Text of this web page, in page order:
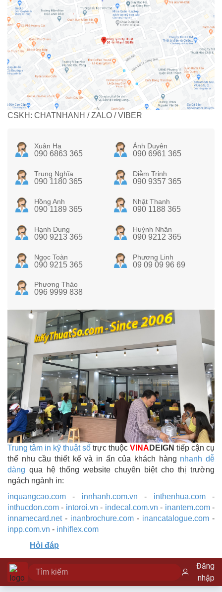
CSKH: CHATNHANH / ZALO / VIBER
Xuân Hạ
090 6863 365
Ánh Duyên
090 6961 365
Trung Nghĩa
090 1180 365
Diễm Trinh
090 9357 365
Hồng Anh
090 1189 365
Nhật Thanh
090 1188 365
Hạnh Dung
090 9213 365
Huỳnh Nhân
090 9212 365
Ngọc Toàn
090 9215 365
Phương Linh
09 09 09 96 69
Phương Thảo
096 9999 838
Trung tâm in kỹ thuật số trực thuộc VINA DEIGN tiếp cận cụ
thể nhu cầu thiết kế và in ấn của khách hàng nhanh dễ
dàng qua hệ thống website chuyên biệt cho thị trường
ngách ngành in:
inquangcao.com - innhanh.com.vn - inthenhua.com-
inthucdon.com - intoroi.vn - indecal.com.vn - inantem.com-
innamecard.net- inanbrochure.com - inancatalogue.com -
inpp.com.vn - inhiflex.com
Hỏi đáp